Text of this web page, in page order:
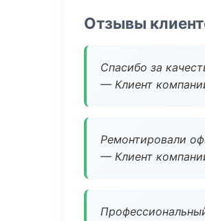
Отзывы
Спасибо за
— Клиент
Ремонтировали
— Клиент